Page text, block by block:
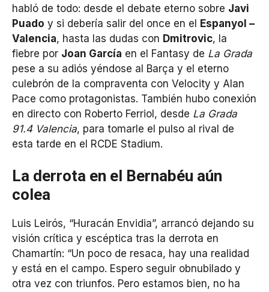
habló de todo: desde el debate eterno sobre Javi
Puado y si debería salir del once en el Espanyol –
Valencia, hasta las dudas con Dmitrovic, la
fiebre por Joan García en el Fantasy de La Grada
pese a su adiós yéndose al Barça y el eterno
culebrón de la compraventa con Velocity y Alan
Pace como protagonistas. También hubo conexión
en directo con Roberto Ferriol, desde La Grada
91.4 Valencia, para tomarle el pulso al rival de
esta tarde en el RCDE Stadium.
La derrota en el Bernabéu aún
colea
Luis Leirós, “Huracán Envidia”, arrancó dejando su
visión crítica y escéptica tras la derrota en
Chamartín: “Un poco de resaca, hay una realidad
y está en el campo. Espero seguir obnubilado y
otra vez con triunfos. Pero estamos bien, no ha